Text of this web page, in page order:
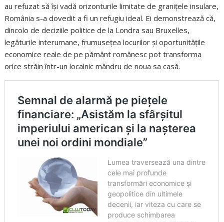
au refuzat să își vadă orizonturile limitate de granițele insulare,
România s-a dovedit a fi un refugiu ideal. Ei demonstrează că,
dincolo de deciziile politice de la Londra sau Bruxelles,
legăturile interumane, frumusețea locurilor și oportunitățile
economice reale de pe pământ românesc pot transforma
orice străin într-un localnic mândru de noua sa casă.